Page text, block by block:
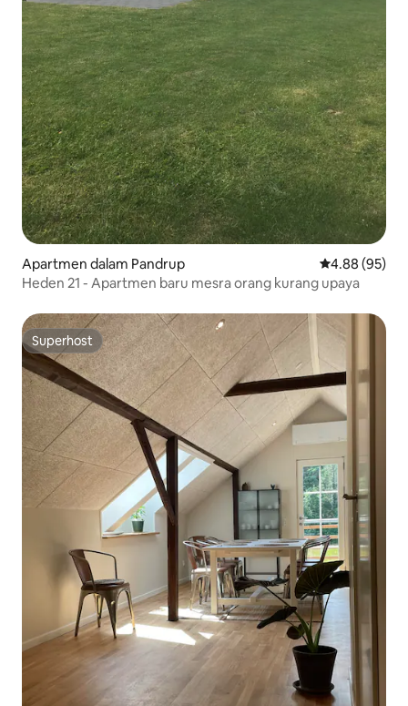
Apartmen dalam Pandrup Penarafan
4.88 (95)
Heden 21 - Apartmen baru mesra orang kurang upaya
Superhost
Superhost